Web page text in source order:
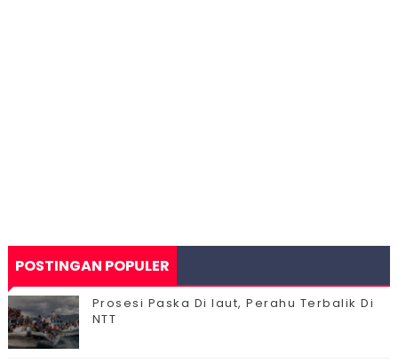
POSTINGAN POPULER
Prosesi Paska Di laut, Perahu Terbalik Di
NTT